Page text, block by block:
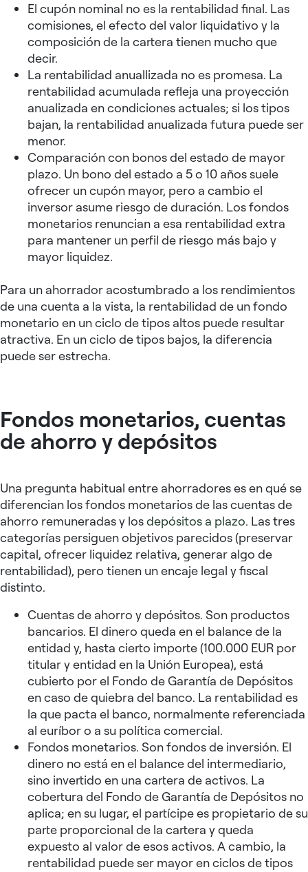
El cupón nominal no es la rentabilidad final. Las
comisiones, el efecto del valor liquidativo y la
composición de la cartera tienen mucho que
decir.
La rentabilidad anuallizada no es promesa. La
rentabilidad acumulada refleja una proyección
anualizada en condiciones actuales; si los tipos
bajan, la rentabilidad anualizada futura puede ser
menor.
Comparación con bonos del estado de mayor
plazo. Un bono del estado a 5 o 10 años suele
ofrecer un cupón mayor, pero a cambio el
inversor asume riesgo de duración. Los fondos
monetarios renuncian a esa rentabilidad extra
para mantener un perfil de riesgo más bajo y
mayor liquidez.
Para un ahorrador acostumbrado a los rendimientos
de una cuenta a la vista, la rentabilidad de un fondo
monetario en un ciclo de tipos altos puede resultar
atractiva. En un ciclo de tipos bajos, la diferencia
puede ser estrecha.
Fondos monetarios, cuentas
de ahorro y depósitos
Una pregunta habitual entre ahorradores es en qué se
diferencian los fondos monetarios de las cuentas de
ahorro remuneradas y losdepósitos a plazo. Las tres
categorías persiguen objetivos parecidos (preservar
capital, ofrecer liquidez relativa, generar algo de
rentabilidad), pero tienen un encaje legal y fiscal
distinto.
Cuentas de ahorro y depósitos. Son productos
bancarios. El dinero queda en el balance de la
entidad y, hasta cierto importe (100.000 EUR por
titular y entidad en la Unión Europea), está
cubierto por el Fondo de Garantía de Depósitos
en caso de quiebra del banco. La rentabilidad es
la que pacta el banco, normalmente referenciada
al euríbor o a su política comercial.
Fondos monetarios. Son fondos de inversión. El
dinero no está en el balance del intermediario,
sino invertido en una cartera de activos. La
cobertura del Fondo de Garantía de Depósitos no
aplica; en su lugar, el partícipe es propietario de su
parte proporcional de la cartera y queda
expuesto al valor de esos activos. A cambio, la
rentabilidad puede ser mayor en ciclos de tipos